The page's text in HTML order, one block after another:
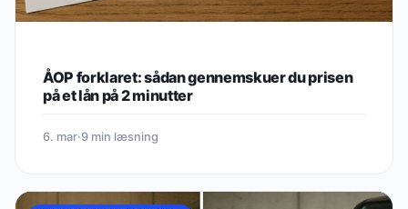
ÅOP forklaret: sådan gennemskuer du prisen
på et lån på 2 minutter
6. mar·9 min læsning